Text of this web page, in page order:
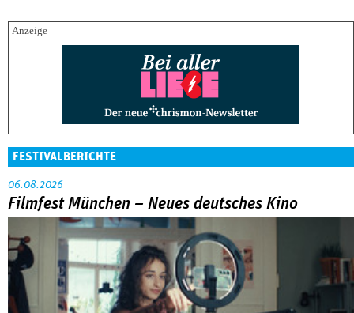
FESTIVALBERICHTE
06.08.2026
Filmfest München – Neues deutsches Kino